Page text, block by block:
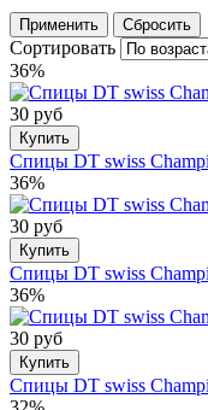
Применить Сбросить
Сортировать
36%
30 руб
Купить
Спицы DT swiss
36%
30 руб
Купить
Спицы DT swiss
36%
30 руб
Купить
Спицы DT swiss